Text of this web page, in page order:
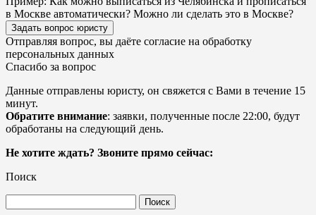
в Москве автоматически? Можно ли сделать это в Москве?
Задать вопрос юристу
Отправляя вопрос, вы даёте согласие на обработку
персональных данных
Спасибо за вопрос
Данные отправлены юристу, он свяжется с Вами в течение 15
минут.
Обратите внимание: заявки, полученные после 22:00, будут
обработаны на следующий день.
Не хотите ждать? Звоните прямо сейчас:
Поиск